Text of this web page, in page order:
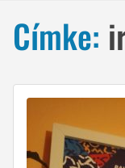
Címke: